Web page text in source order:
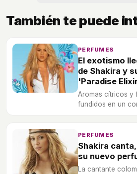
También te puede
PERFUMES
El exotismo
de Shakira y
'Paradise
Aromas cítricos y
fundidos en un
PERFUMES
Shakira
su nuevo
La cantante